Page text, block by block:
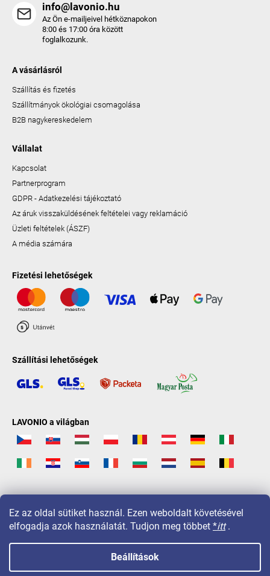
Ez az oldal sütiket használ. Ezen weboldalt követésével
elfogadja azok használatát. Tudjon meg többet *itt.
Beállítások
info@lavonio.hu
Az Ön e-mailjeivel hétköznapokon
8:00 és 17:00 óra között
foglalkozunk.
A vásárlásról
Szállítás és fizetés
Szállítmányok ökológiai csomagolása
B2B nagykereskedelem
Vállalat
Kapcsolat
Partnerprogram
GDPR - Adatkezelési tájékoztató
Az áruk visszaküldésének feltételei vagy reklamáció
Üzleti feltételek (ÁSZF)
A média számára
Fizetési lehetőségek
Szállítási lehetőségek
LAVONIO a világban
Copyright 2026 LAVONIO.hu. Minden jog fenntartva.